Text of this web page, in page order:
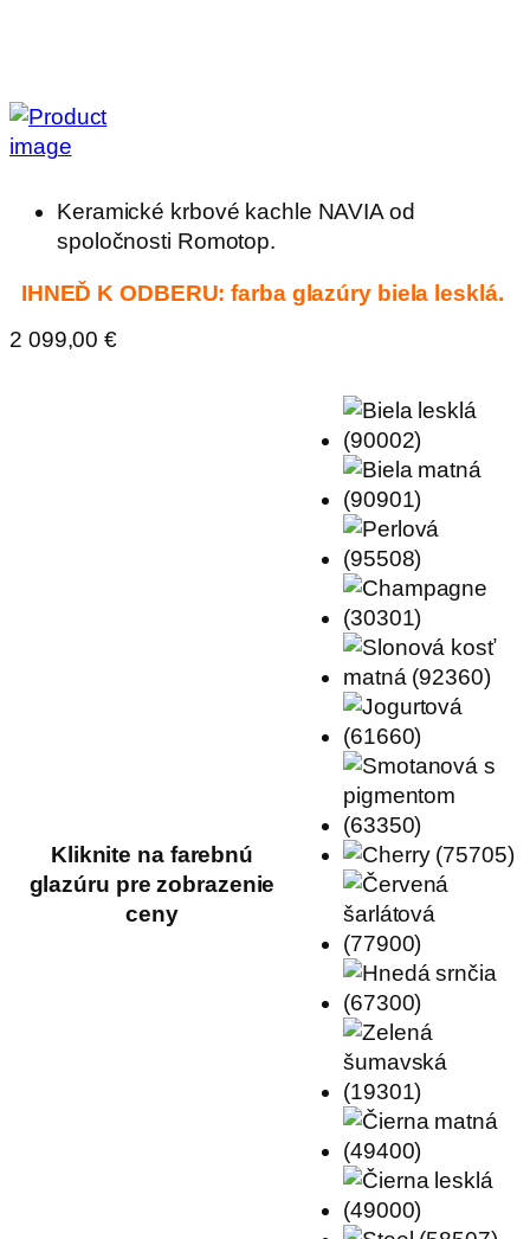
Keramické krbové kachle NAVIA od
spoločnosti Romotop.
IHNEĎ K ODBERU: farba glazúry biela lesklá.
2 099,00€
Kliknite na farebnú
glazúru pre zobrazenie
ceny